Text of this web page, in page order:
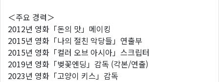
＜주요 경력＞
2012년 영화「돈의 맛」메이킹
2015년 영화「나의 절친 악당들」연출부
2015년 영화「컬러 오브 아시아」스크립터
2019년 영화「벚꽃엔딩」감독 (각본/연출)
2023년 영화「고양이 키스」감독